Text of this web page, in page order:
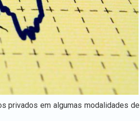
privados em algumas modalidades de